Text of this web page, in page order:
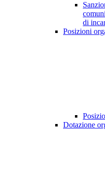
di
Posizioni
Dotazione